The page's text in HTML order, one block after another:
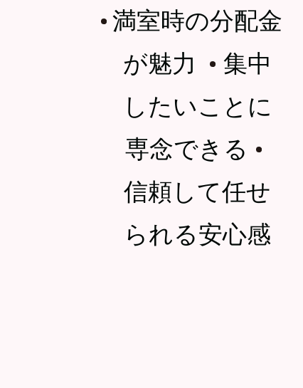
・満室時の分配金
が魅力 ・集中
したいことに
専念できる ・
信頼して任せ
られる安心感